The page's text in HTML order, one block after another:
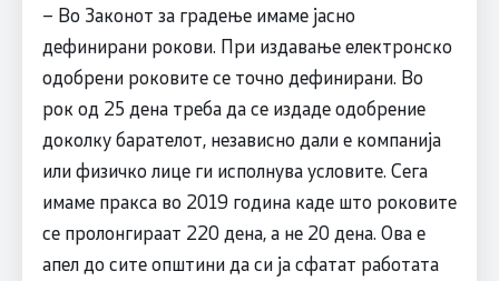
– Во Законот за градење имаме јасно
дефинирани рокови. При издавање електронско
одобрени роковите се точно дефинирани. Во
рок од 25 дена треба да се издаде одобрение
доколку барателот, независно дали е компанија
или физичко лице ги исполнува условите. Сега
имаме пракса во 2019 година каде што роковите
се пролонгираат 220 дена, а не 20 дена. Ова е
апел до сите општини да си ја сфатат работата